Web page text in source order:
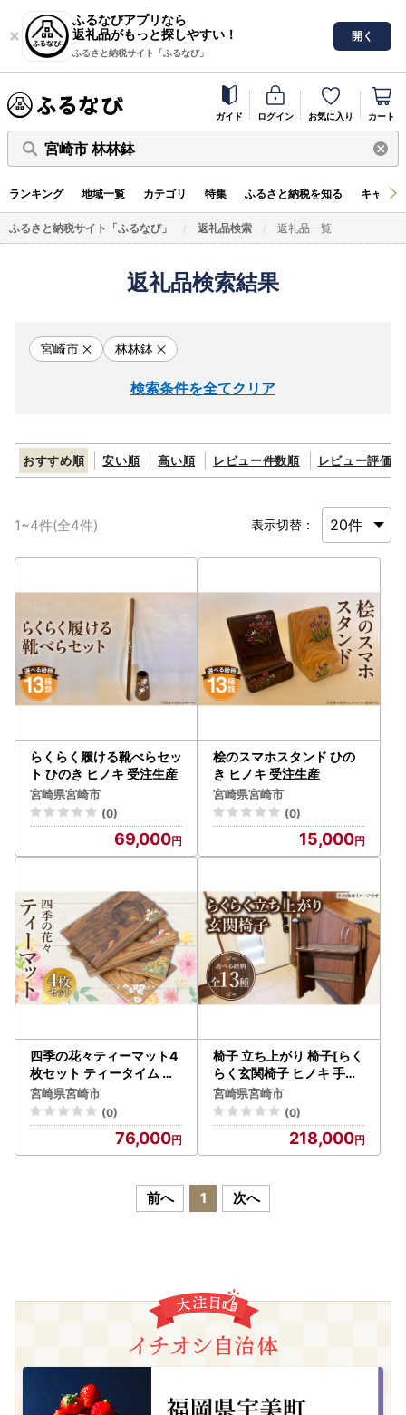
ふるなびアプリなら
返礼品がもっと探しやすい！
ふるさと納税サイト「ふるなび」
開く
ガイド ログイン お気に入り カート
宮崎市 林林鉢
ランキング 地域一覧 カテゴリ 特集 ふるさと納税を知る キャン
ふるさと納税サイト「ふるなび」 返礼品検索 返礼品一覧
返礼品検索結果
宮崎市 林林鉢
検索条件を全てクリア
おすすめ順 安い順 高い順 レビュー件数順 レビュー評価順
1~4件(全4件) 表示切替：
らくらく履ける靴べらセッ
ト ひのき ヒノキ 受注生産
宮崎県宮崎市
(0)
69,000
桧のスマホスタンド ひの
き ヒノキ 受注生産
宮崎県宮崎市
(0)
15,000
四季の花々ティーマット4
枚セット ティータイム ヒ
ノキ ワンプレート
宮崎県宮崎市
(0)
76,000
椅子 立ち上がり 椅子[らく
らく玄関椅子 ヒノキ 手す
り]
宮崎県宮崎市
(0)
218,000
前へ 1 次へ